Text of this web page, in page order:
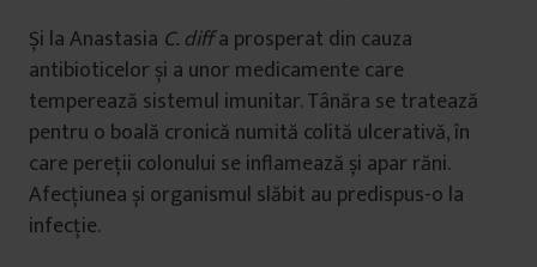
Și la Anastasia C. diffa prosperat din cauza
antibioticelor și a unor medicamente care
temperează sistemul imunitar. Tânăra se tratează
pentru o boală cronică numită colită ulcerativă, în
care pereții colonului se inflamează și apar răni.
Afecțiunea și organismul slăbit au predispus-o la
infecție.